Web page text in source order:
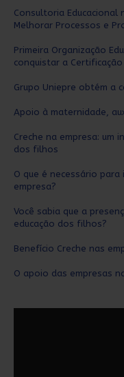
s
r
o
r
:
Consultoria Educacional
Melhorar Processos e
Primeira Organização
conquistar a Certificação
Grupo Uniepre obtém a
Apoio à maternidade,
Creche na empresa: um
dos filhos
O que é necessário
empresa?
Você sabia que a
educação dos filhos?
Benefício Creche nas
O apoio das empresas